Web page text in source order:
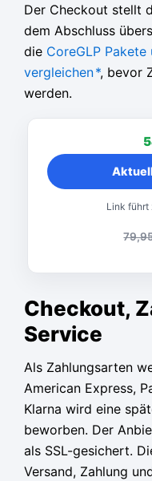
Der Checkout stellt
dem Abschluss
die CoreGLP
vergleichen*, bevor
werden.
Link führt
Checkout,
Service
Als Zahlungsarten
American Express,
Klarna wird eine
beworben. Der
als SSL-gesichert.
Versand, Zahlung